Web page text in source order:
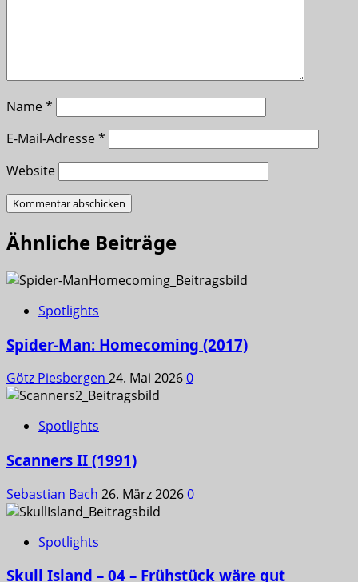
Name*
E-Mail-Adresse*
Website
Ähnliche Beiträge
Spotlights
Spider-Man: Homecoming (2017)
Götz Piesbergen 24. Mai 20260
Spotlights
Scanners II (1991)
Sebastian Bach 26. März 20260
Spotlights
Skull Island – 04 – Frühstück wäre gut